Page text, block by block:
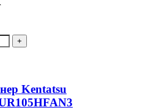
Kentatsu